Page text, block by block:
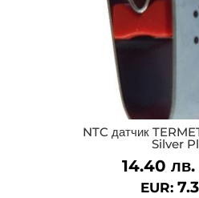
NTC датчик
Silver
14.40лв.
EUR: